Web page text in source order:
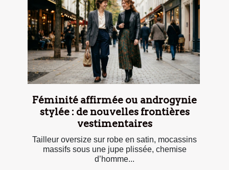
Féminité affirmée ou androgynie
stylée : de nouvelles frontières
vestimentaires
Tailleur oversize sur robe en satin, mocassins
massifs sous une jupe plissée, chemise
d’homme...